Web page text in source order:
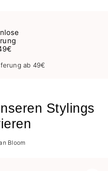
ab 49€
Stylings
Bloom